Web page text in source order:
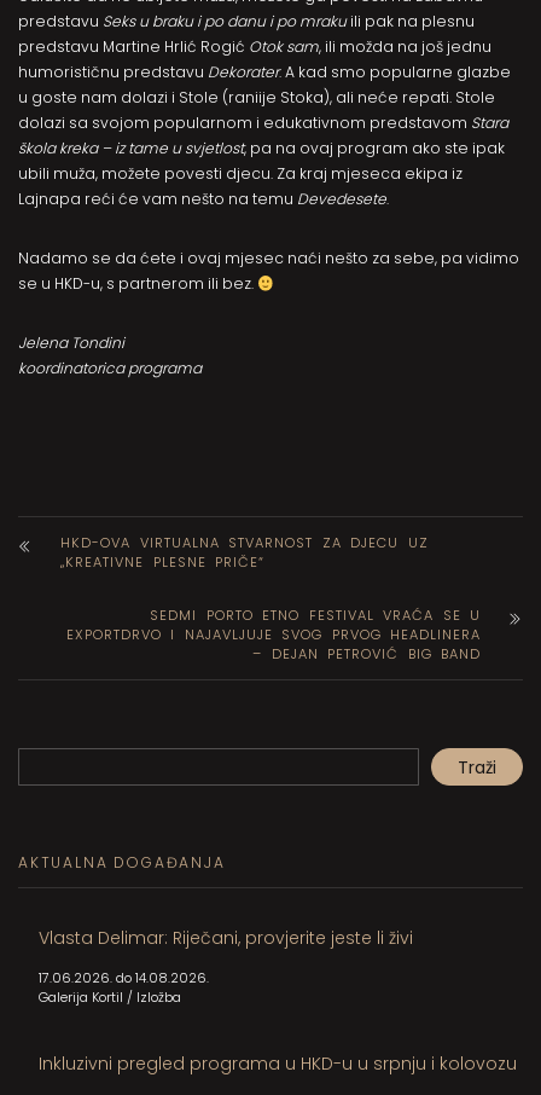
predstavu Seks u braku i po danu i po mrakuili pak na plesnu
predstavu Martine Hrlić Rogić Otok sam, ili možda na još jednu
humorističnu predstavu Dekorater. A kad smo popularne glazbe
u goste nam dolazi i Stole (raniije Stoka), ali neće repati. Stole
dolazi sa svojom popularnom i edukativnom predstavom Stara
škola kreka – iz tame u svjetlost, pa na ovaj program ako ste ipak
ubili muža, možete povesti djecu. Za kraj mjeseca ekipa iz
Lajnapa reći će vam nešto na temu Devedesete.
Nadamo se da ćete i ovaj mjesec naći nešto za sebe, pa vidimo
se u HKD-u, s partnerom ili bez.
Jelena Tondini
koordinatorica programa
HKD-OVA VIRTUALNA STVARNOST ZA DJECU UZ
„KREATIVNE PLESNE PRIČE“
SEDMI PORTO ETNO FESTIVAL VRAĆA SE U
EXPORTDRVO I NAJAVLJUJE SVOG PRVOG HEADLINERA
– DEJAN PETROVIĆ BIG BAND
Traži
AKTUALNA DOGAĐANJA
Vlasta Delimar: Riječani, provjerite jeste li živi
17.06.2026. do 14.08.2026.
Galerija Kortil / Izložba
Inkluzivni pregled programa u HKD-u u srpnju i kolovozu